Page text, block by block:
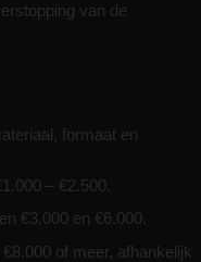
van de
formaat en
– €2.500.
€3.000 en €6.000.
€8.000 of meer, afhankelijk